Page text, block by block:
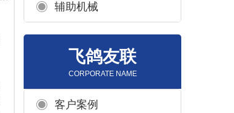
辅助机械
飞鸽友联
CORPORATE NAME
客户案例